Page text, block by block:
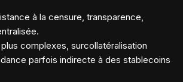
à la censure, transparence,
complexes, surcollatéralisation
parfois indirecte à des stablecoins